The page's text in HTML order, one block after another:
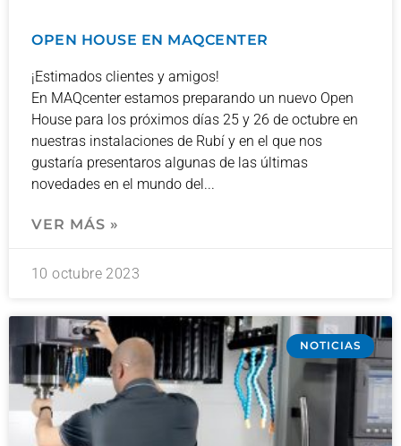
OPEN HOUSE EN MAQCENTER
¡Estimados clientes y amigos!
En MAQcenter estamos preparando un nuevo Open
House para los próximos días 25 y 26 de octubre en
nuestras instalaciones de Rubí y en el que nos
gustaría presentaros algunas de las últimas
novedades en el mundo del
VER MÁS »
10 octubre 2023
NOTICIAS